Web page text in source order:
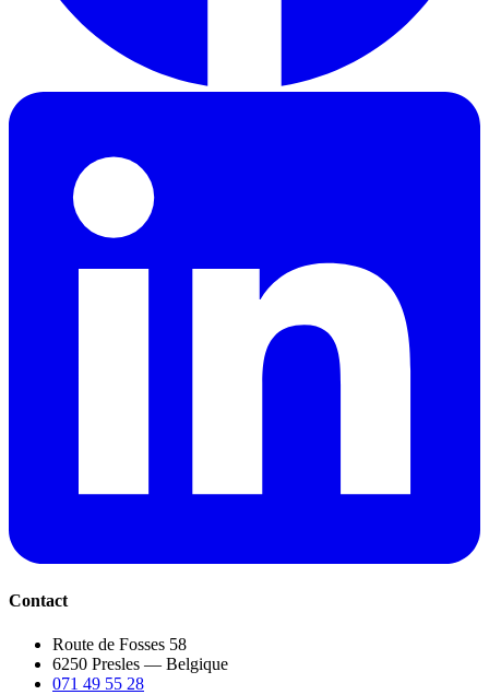
Contact
Route de Fosses 58
6250 Presles — Belgique
071 49 55 28